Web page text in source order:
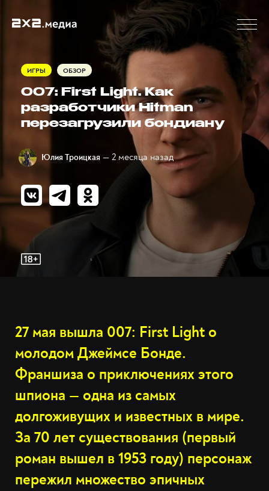
ИГРЫ ОБЗОР
007: First Light. Как
разработчики Hitman
перезагрузили бондиану
Юлия Троицкая — 2 месяца назад
27 мая вышла 007: First Light о
молодом Джеймсе Бонде.
Франшиза о приключениях этого
шпиона — одна из самых
долгоживущих и известных в мире.
За 70 лет существования (первый
роман вышел в 1953 году) персонаж
пережил множество эпичных